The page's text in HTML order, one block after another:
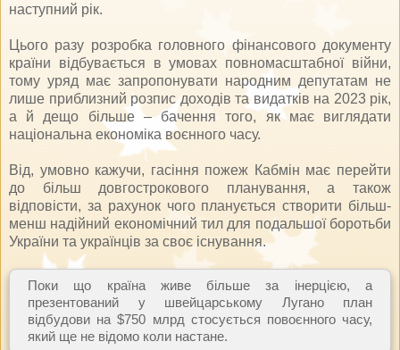
наступний рік.
Цього разу розробка головного фінансового документу
країни відбувається в умовах повномасштабної війни,
тому уряд має запропонувати народним депутатам не
лише приблизний розпис доходів та видатків на 2023 рік,
а й дещо більше – бачення того, як має виглядати
національна економіка воєнного часу.
Від, умовно кажучи, гасіння пожеж Кабмін має перейти
до більш довгострокового планування, а також
відповісти, за рахунок чого планується створити більш-
менш надійний економічний тил для подальшої боротьби
України та українців за своє існування.
Поки що країна живе більше за інерцією, а
презентований у швейцарському Лугано план
відбудови на $750 млрд стосується повоєнного часу,
який ще не відомо коли настане.